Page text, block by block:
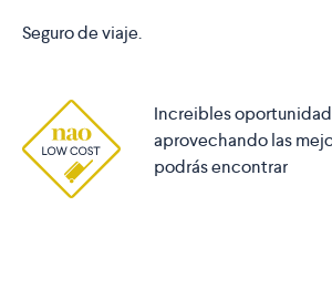
Seguro de viaje.
Increibles
aprovechando las
podrás encontrar